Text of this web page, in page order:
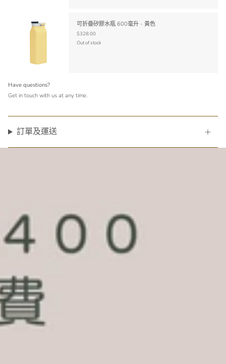
可折疊矽膠水瓶 600毫升 - 黃色
$328.00
Out of stock
Have questions?
Get in touch with us at any time.
訂單及運送